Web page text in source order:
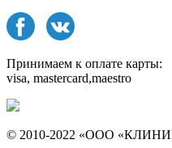
Принимаем к оплате карты:
visa, mastercard,maestro
© 2010-2022 «ООО